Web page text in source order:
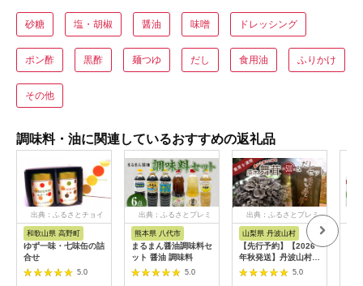
砂糖 塩・胡椒 醤油 味噌 ドレッシング
ポン酢 黒酢 麺つゆ だし 食用油 ふりかけ
その他
調味料・油に関連しているおすすめの返礼品
出典：ふるさとチョイ
和歌山県 高野町
ゆず一味・七味缶の詰
合せ
5.0
出典：ふるさとプレミ
熊本県 八代市
まるまん醤油調味料セ
ット 醤油 調味料
5.0
出典：ふるさとプレミ
アム
山梨県 丹波山村
【先行予約】【2026
年秋発送】丹波山村産
原木舞茸500g+舞茸だ
し(8g x6袋)セット
5.0